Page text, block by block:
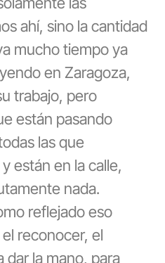
ahí, sino la cantidad
mucho tiempo ya
en Zaragoza,
trabajo, pero
están pasando
las que
están en la calle,
nada.
reflejado eso
reconocer, el
dar la mano, para